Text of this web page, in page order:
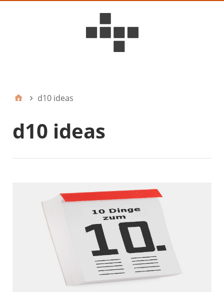
d10 ideas
d10 ideas